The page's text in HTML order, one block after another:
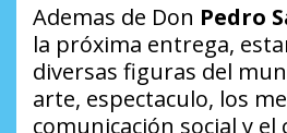
Ademas de Don Pedro
la próxima entrega,
diversas figuras del
arte, espectaculo, los
comunicación social y el